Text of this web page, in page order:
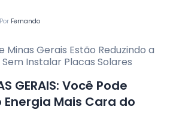
Por Fernando
GERAIS: Você Pode
Mais Cara do